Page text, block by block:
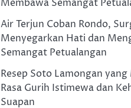
Membawa Semangat
Air Terjun Coban Rondo,
Menyegarkan Hati dan
Semangat Petualangan
Resep Soto Lamongan
Rasa Gurih Istimewa dan
Suapan